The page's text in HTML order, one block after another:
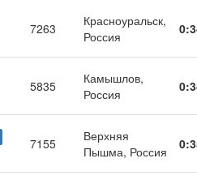
7263
Красноуральск,
Россия
5835
Камышлов,
Россия
7155
Верхняя
Пышма, Россия